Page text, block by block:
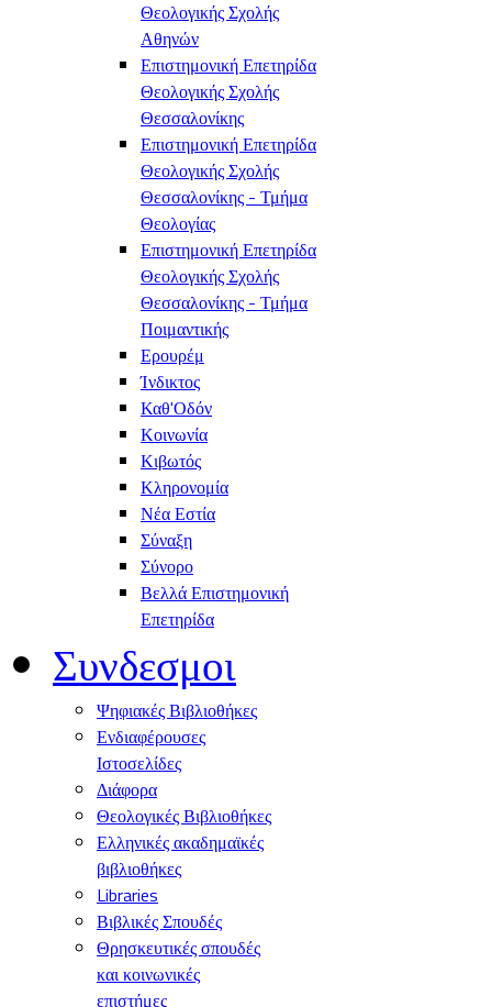
Θεολογικής Σχολής
Αθηνών
Επιστημονική Επετηρίδα
Θεολογικής Σχολής
Θεσσαλονίκης
Επιστημονική Επετηρίδα
Θεολογικής Σχολής
Θεσσαλονίκης - Τμήμα
Θεολογίας
Επιστημονική Επετηρίδα
Θεολογικής Σχολής
Θεσσαλονίκης - Τμήμα
Ποιμαντικής
Ερουρέμ
Ίνδικτος
Καθ'Οδόν
Κοινωνία
Κιβωτός
Κληρονομία
Νέα Εστία
Σύναξη
Σύνορο
Βελλά Επιστημονική
Επετηρίδα
Συνδεσμοι
Ψηφιακές Βιβλιοθήκες
Ενδιαφέρουσες
Ιστοσελίδες
Διάφορα
Θεολογικές Βιβλιοθήκες
Ελληνικές ακαδημαϊκές
βιβλιοθήκες
Libraries
Βιβλικές Σπουδές
Θρησκευτικές σπουδές
και κοινωνικές
επιστήμες